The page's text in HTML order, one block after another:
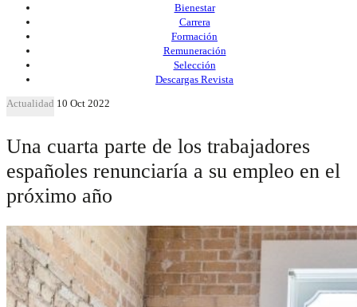
Bienestar
Carrera
Formación
Remuneración
Selección
Descargas Revista
Actualidad 10 Oct 2022
Una cuarta parte de los trabajadores
españoles renunciaría a su empleo en el
próximo año